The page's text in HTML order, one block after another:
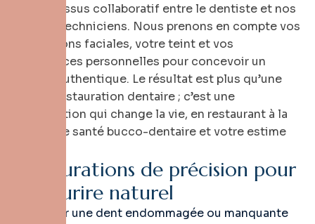
un processus collaboratif entre le dentiste et nos
maîtres techniciens. Nous prenons en compte vos
proportions faciales, votre teint et vos
préférences personnelles pour concevoir un
sourire authentique. Le résultat est plus qu’une
simple restauration dentaire ; c’est une
amélioration qui change la vie, en restaurant à la
fois votre santé bucco-dentaire et votre estime
urations de précision pour
urire naturel
Restaurer une dent endommagée ou manquante